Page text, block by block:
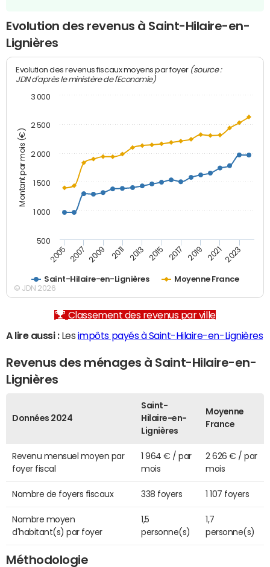
Evolution des revenus à Saint-Hilaire-en-
Lignières
Montant par mois (€)
Evolution des revenus fiscaux moyens par foyer (source :
JDN d'après le ministère de l'Economie)
Saint-Hilaire-en-Lignières Moyenne France
2005 2007 2009 2011 2013 2015 2017 2019 2021 2023
500
1 000
1 500
2 000
2 500
3 000
© JDN 2026
Classement des revenus par ville
A lire aussi :Les impôts payés à Saint-Hilaire-en-Lignières
Revenus des ménages à Saint-Hilaire-en-
Lignières
Données 2024
Saint-
Hilaire-en-
Lignières
Moyenne
France
Revenu mensuel moyen par
foyer fiscal
1 964 € / par
mois
2 626 € / par
mois
Nombre de foyers fiscaux 338 foyers 1 107 foyers
Nombre moyen
d'habitant(s) par foyer
1,5
personne(s)
1,7
personne(s)
Méthodologie